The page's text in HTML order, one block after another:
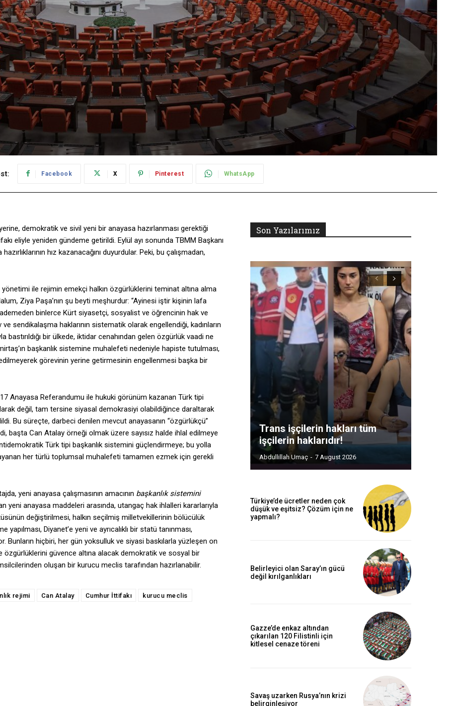
Facebook X Pinterest WhatsApp
demokratik ve sivil yeni bir anayasa hazırlanması gerektiği
eliyle yeniden gündeme getirildi. Eylül ayı sonunda TBMM Başkanı
hız kazanacağını duyurdular. Peki, bu çalışmadan,
ile rejimin emekçi halkın özgürlüklerini teminat altına alma
Ziya Paşa’nın şu beyti meşhurdur: “Ayinesi iştir kişinin lafa
binlerce Kürt siyasetçi, sosyalist ve öğrencinin hak ve
sendikalaşma haklarının sistematik olarak engellendiği, kadınların
bir ülkede, iktidar cenahından gelen özgürlük vaadi ne
başkanlık sistemine muhalefeti nedeniyle hapiste tutulması,
görevinin yerine getirmesinin engellenmesi başka bir
Anayasa Referandumu ile hukuki görünüm kazanan Türk tipi
değil, tam tersine siyasal demokrasiyi olabildiğince daraltarak
Bu süreçte, darbeci denilen mevcut anayasanın “özgürlükçü”
başta Can Atalay örneği olmak üzere sayısız halde ihlal edilmeye
Türk tipi başkanlık sistemini güçlendirmeye; bu yolla
her türlü toplumsal muhalefeti tamamen ezmek için gerekli
yeni anayasa çalışmasının amacının başkanlık sistemini
yeni anayasa maddeleri arasında, utangaç hak ihlalleri kararlarıyla
değiştirilmesi, halkın seçilmiş milletvekillerinin bölücülük
Diyanet’e yeni ve ayrıcalıklı bir statü tanınması,
Bunların hiçbiri, her gün yoksulluk ve siyasi baskılarla yüzleşen on
özgürlüklerini güvence altına alacak demokratik ve sosyal bir
oluşan bir kurucu meclis tarafından hazırlanabilir.
rejimi Can Atalay Cumhur İttifakı
kurucu meclis
Son Yazılarımız
Trans işçilerin hakları tüm
işçilerin haklarıdır!
Abdullillah Umaç - 7 August 2026
Türkiye’de ücretler neden çok
düşük ve eşitsiz? Çözüm için ne
yapmalı?
Belirleyici olan Saray’ın gücü
değil kırılganlıkları
Gazze’de enkaz altından
çıkarılan 120 Filistinli için
kitlesel cenaze töreni
Savaş uzarken Rusya’nın krizi
belirginleşiyor